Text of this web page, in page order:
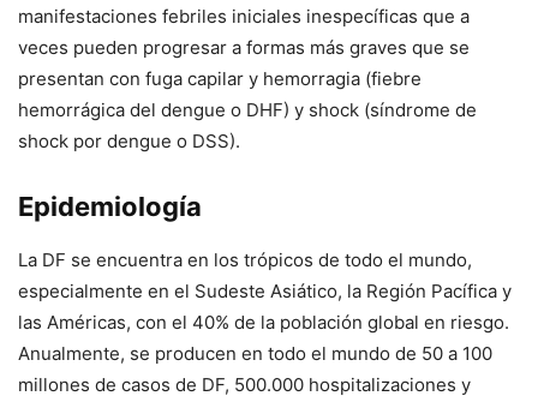
manifestaciones febriles iniciales inespecíficas que a
veces pueden progresar a formas más graves que se
presentan con fuga capilar y hemorragia (fiebre
hemorrágica del dengue o DHF) y shock (síndrome de
shock por dengue o DSS).
Epidemiología
La DF se encuentra en los trópicos de todo el mundo,
especialmente en el Sudeste Asiático, la Región Pacífica y
las Américas, con el 40% de la población global en riesgo.
Anualmente, se producen en todo el mundo de 50 a 100
millones de casos de DF, 500.000 hospitalizaciones y